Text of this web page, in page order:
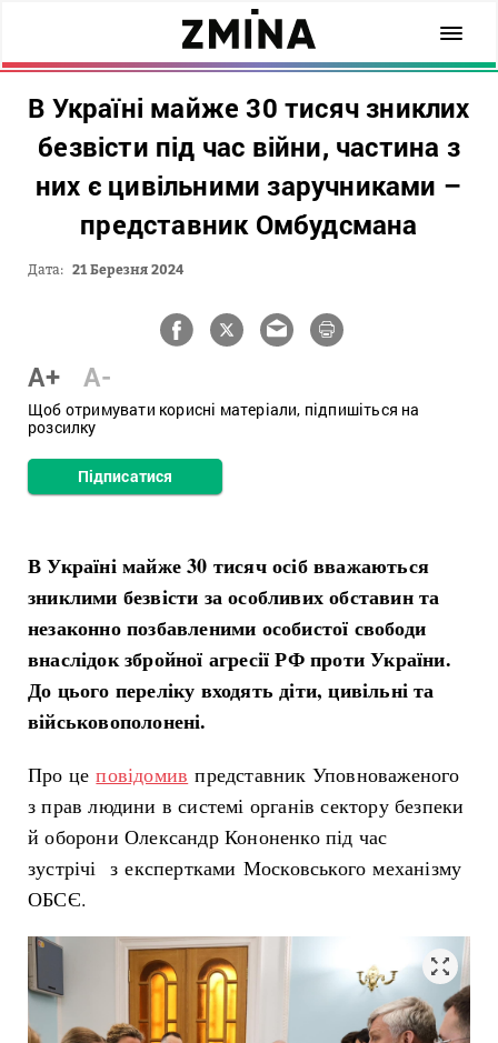
В Україні майже 30 тисяч зниклих
безвісти під час війни, частина з
них є цивільними заручниками –
представник Омбудсмана
Дата: 21 Березня 2024
A+ A-
Щоб отримувати корисні матеріали, підпишіться на
розсилку
Підписатися
В Україні майже 30 тисяч осіб вважаються
зниклими безвісти за особливих обставин та
незаконно позбавленими особистої свободи
внаслідок збройної агресії РФ проти України.
До цього переліку входять діти, цивільні та
військовополонені.
Про цеповідомив представник Уповноваженого
з прав людини в системі органів сектору безпеки
й оборони Олександр Кононенко під час
зустрічі з експертками Московського механізму
ОБСЄ.